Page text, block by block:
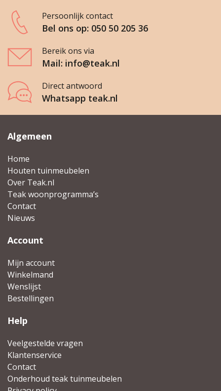
Persoonlijk contact
Bel ons op: 050 50 205 36
Bereik ons via
Mail: info@teak.nl
Direct antwoord
Whatsapp teak.nl
Algemeen
Home
Houten tuinmeubelen
Over Teak.nl
Teak woonprogramma’s
Contact
Nieuws
Account
Mijn account
Winkelmand
Wenslijst
Bestellingen
Help
Veelgestelde vragen
Klantenservice
Contact
Onderhoud teak tuinmeubelen